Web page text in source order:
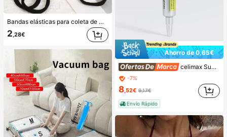
Bandas elásticas para coleta de mujer, bandas para el cabello, accesorios para el cabello, bandas deportivas para el cabello, accesorios de belleza para el cabello en casa, adecuadas para verano, vacaciones, viajes. (10/20/50/100/200)
2,28€
Ahorro de 0,65€
celimax Sueros y tratamiento facial
-7%
8,52€ 9,17€
Envío Rápido